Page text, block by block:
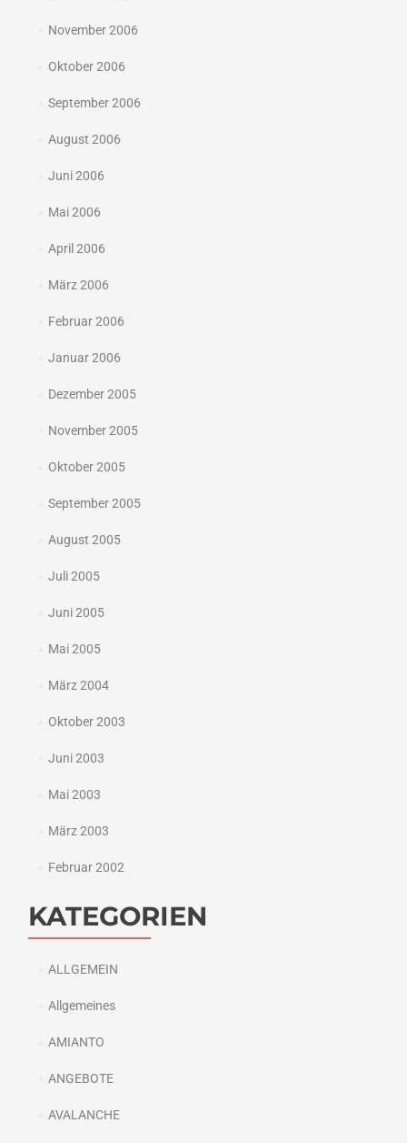
November 2006
Oktober 2006
September 2006
August 2006
Juni 2006
Mai 2006
April 2006
März 2006
Februar 2006
Januar 2006
Dezember 2005
November 2005
Oktober 2005
September 2005
August 2005
Juli 2005
Juni 2005
Mai 2005
März 2004
Oktober 2003
Juni 2003
Mai 2003
März 2003
Februar 2002
KATEGORIEN
ALLGEMEIN
Allgemeines
AMIANTO
ANGEBOTE
AVALANCHE